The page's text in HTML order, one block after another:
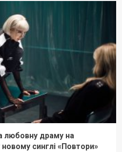
любовну драму на
синглі «Повтори»